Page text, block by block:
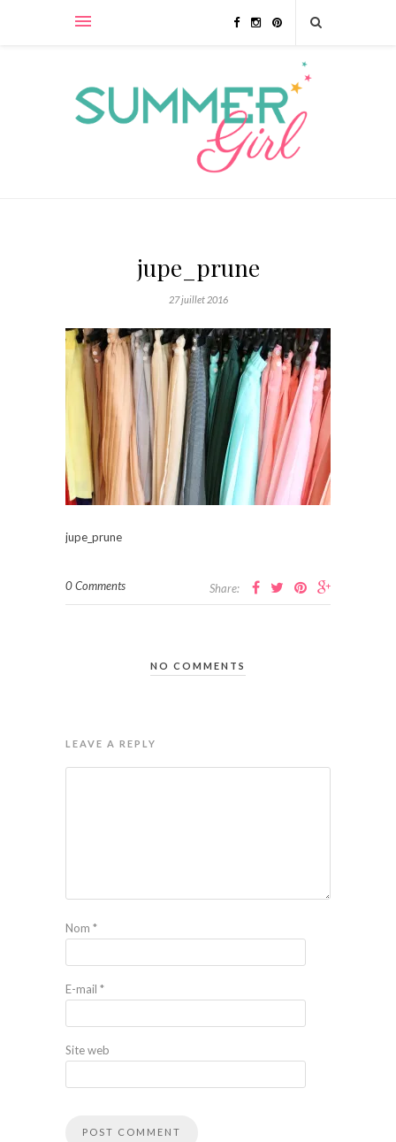
jupe_prune
27 juillet 2016
jupe_prune
0 Comments Share:
NO COMMENTS
LEAVE A REPLY
Nom *
E-mail *
Site web